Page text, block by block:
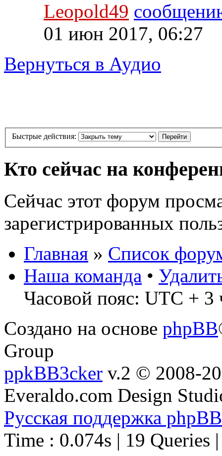
Leopold49
01 июн 2017, 06:27
Вернуться в Аудио
Быстрые действия:
Кто сейчас на
Сейчас этот форум
зарегистрированных
Главная » Список
Наша команда •
Часовой пояс: UTC + 3
Создано на основе phpBB
Group
ppkBB3cker v.2 © 2008-
Everaldo.com Design
Русская поддержка phpBB
Time : 0.074s | 19 Queries